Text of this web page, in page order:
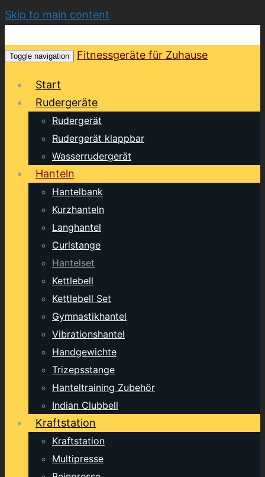
Skip to main content
Toggle navigation Fitnessgeräte für Zuhause
Start
Rudergeräte
Rudergerät
Rudergerät klappbar
Wasserrudergerät
Hanteln
Hantelbank
Kurzhanteln
Langhantel
Curlstange
Hantelset
Kettlebell
Kettlebell Set
Gymnastikhantel
Vibrationshantel
Handgewichte
Trizepsstange
Hanteltraining Zubehör
Indian Clubbell
Kraftstation
Kraftstation
Multipresse